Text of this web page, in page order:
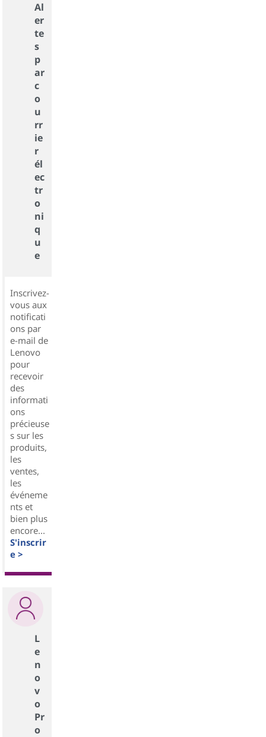
Al
er
te
s
p
ar
c
o
u
rr
ie
r
él
ec
tr
o
ni
q
u
e
Inscrivez-
vous aux
notificati
ons par
e-mail de
Lenovo
pour
recevoir
des
informati
ons
précieuse
s sur les
produits,
les
ventes,
les
événeme
nts et
bien plus
encore...
S'inscrir
e >
L
e
n
o
v
o
Pr
o